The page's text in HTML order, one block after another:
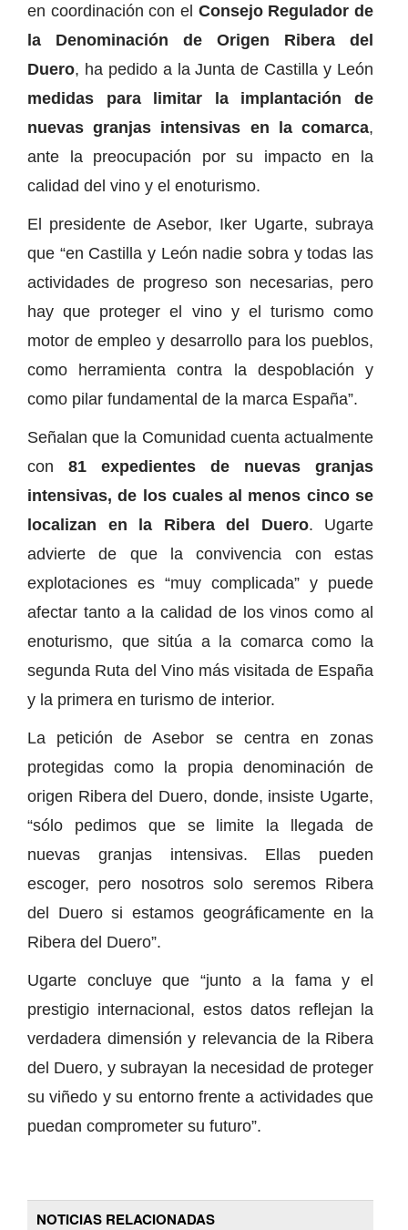
en coordinación con el Consejo Regulador de
la Denominación de Origen Ribera del
Duero, ha pedido a la Junta de Castilla y León
medidas para limitar la implantación de
nuevas granjas intensivas en la comarca,
ante la preocupación por su impacto en la
calidad del vino y el enoturismo.
El presidente de Asebor, Iker Ugarte, subraya
que “en Castilla y León nadie sobra y todas las
actividades de progreso son necesarias, pero
hay que proteger el vino y el turismo como
motor de empleo y desarrollo para los pueblos,
como herramienta contra la despoblación y
como pilar fundamental de la marca España”.
Señalan que la Comunidad cuenta actualmente
con 81 expedientes de nuevas granjas
intensivas, de los cuales al menos cinco se
localizan en la Ribera del Duero. Ugarte
advierte de que la convivencia con estas
explotaciones es “muy complicada” y puede
afectar tanto a la calidad de los vinos como al
enoturismo, que sitúa a la comarca como la
segunda Ruta del Vino más visitada de España
y la primera en turismo de interior.
La petición de Asebor se centra en zonas
protegidas como la propia denominación de
origen Ribera del Duero, donde, insiste Ugarte,
“sólo pedimos que se limite la llegada de
nuevas granjas intensivas. Ellas pueden
escoger, pero nosotros solo seremos Ribera
del Duero si estamos geográficamente en la
Ribera del Duero”.
Ugarte concluye que “junto a la fama y el
prestigio internacional, estos datos reflejan la
verdadera dimensión y relevancia de la Ribera
del Duero, y subrayan la necesidad de proteger
su viñedo y su entorno frente a actividades que
puedan comprometer su futuro”.
NOTICIAS RELACIONADAS